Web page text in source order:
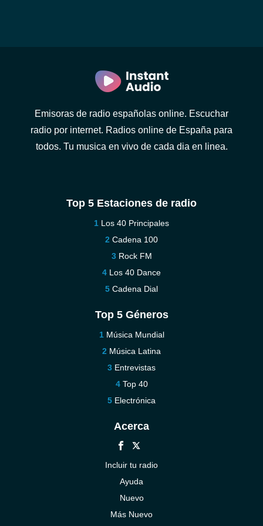
Emisoras de radio españolas online. Escuchar
radio por internet. Radios online de España para
todos. Tu musica en vivo de cada dia en linea.
Top 5 Estaciones de radio
Los 40 Principales
Cadena 100
Rock FM
Los 40 Dance
Cadena Dial
Top 5 Géneros
Música Mundial
Música Latina
Entrevistas
Top 40
Electrónica
Acerca
Incluir tu radio
Ayuda
Nuevo
Más Nuevo